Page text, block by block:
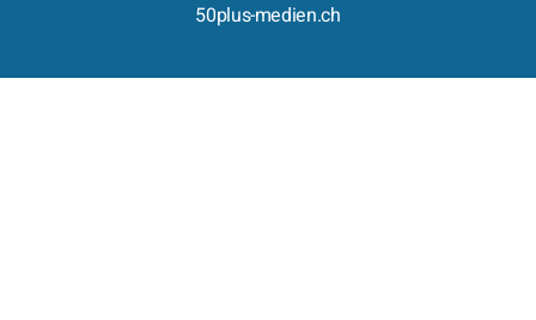
50plus-medien.ch